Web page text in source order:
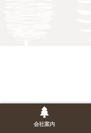
会社案内